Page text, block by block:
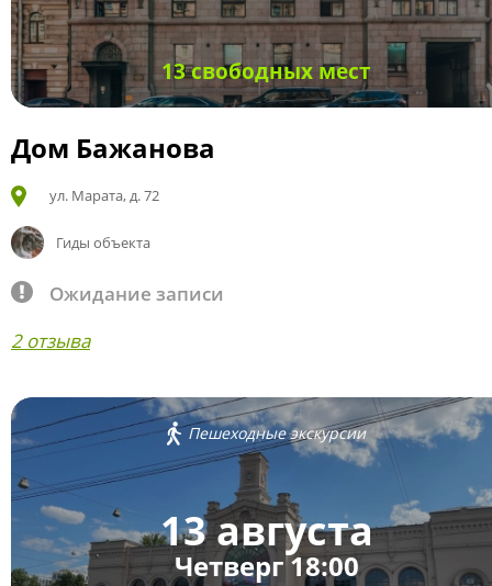
13 свободных мест
Дом Бажанова
ул. Марата, д. 72
Гиды объекта
Ожидание записи
2 отзыва
Пешеходные экскурсии
13 августа
Четверг 18:00